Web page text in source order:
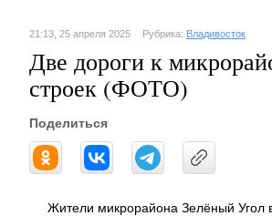
21:13, 25 апреля 2025 Рубрика: Владивосток
Две дороги к
строек (ФОТО)
Поделиться
Жители микрорайона Зелёный Угол